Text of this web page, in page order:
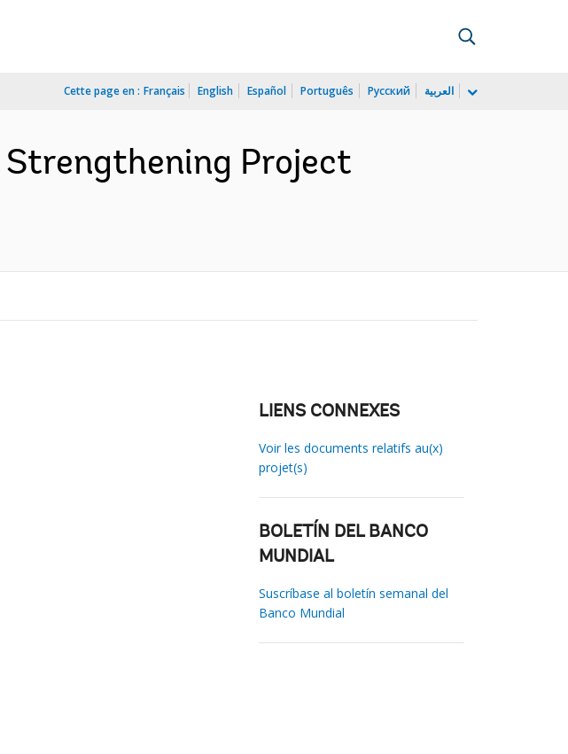
Cette page en : Français English Español Português Русский العربية
Project
LIENS CONNEXES
Voir les documents relatifs au(x)
projet(s)
BOLETÍN DEL BANCO
MUNDIAL
Suscríbase al boletín semanal del
Banco Mundial